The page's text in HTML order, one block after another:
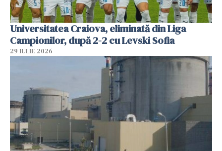
Universitatea Craiova, eliminată din Liga
Campionilor, după 2-2 cu Levski Sofia
29 IULIE 2026